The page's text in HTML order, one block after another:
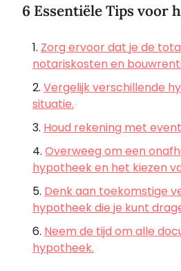
6 Essentiële Tips voor
Zorg ervoor dat je de
notariskosten en
Vergelijk verschillende
situatie.
Houd rekening met
Overweeg om een
hypotheek en het kiezen
Denk aan toekomstige
hypotheek die je kunt
Neem de tijd om alle
hypotheek.